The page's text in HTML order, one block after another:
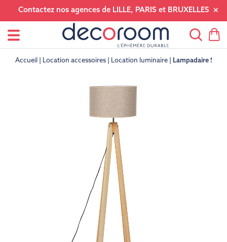
Contactez nos agences de LILLE, PARIS et BRUXELLES
Accueil Location accessoires Location luminaire Lampadaire